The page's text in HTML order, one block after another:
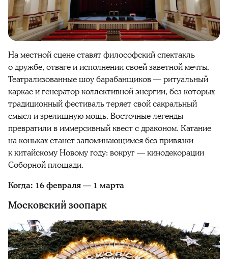
На местной сцене ставят философский спектакль
о дружбе, отваге и исполнении своей заветной мечты.
Театрализованные шоу барабанщиков — ритуальный
каркас и генератор коллективной энергии, без которых
традиционный фестиваль теряет свой сакральный
смысл и зрелищную мощь. Восточные легенды
превратили в иммерсивный квест с драконом. Катание
на коньках станет запоминающимся без привязки
к китайскому Новому году: вокруг — кинодекорации
Соборной площади.
Когда: 16 февраля — 1 марта
Московский зоопарк